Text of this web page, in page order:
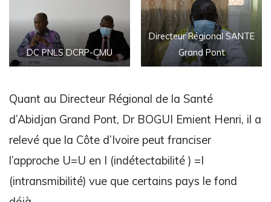
DC PNLS DCRP-CMU
Directeur Régional SANTE
Grand Pont
Quant au Directeur Régional de la Santé
d’Abidjan Grand Pont, Dr BOGUI Emient Henri, il a
relevé que la Côte d’Ivoire peut franciser
l’approche U=U en I (indétectabilité ) =I
(intransmibilité) vue que certains pays le fond